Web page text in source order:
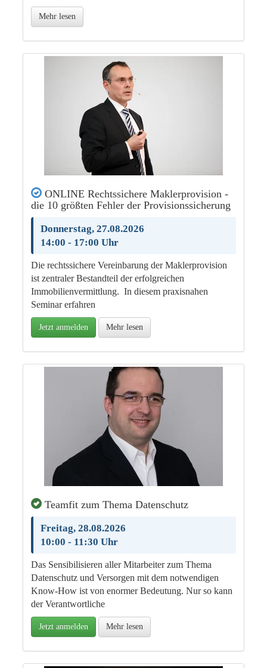
Mehr lesen
ONLINE Rechtssichere Maklerprovision -
die 10 größten Fehler der Provisionssicherung
Donnerstag, 27.08.2026
14:00 - 17:00 Uhr
Die rechtssichere Vereinbarung der Maklerprovision
ist zentraler Bestandteil der erfolgreichen
Immobilienvermittlung. In diesem praxisnahen
Seminar erfahren
Jetzt anmelden Mehr lesen
Teamfit zum Thema Datenschutz
Freitag, 28.08.2026
10:00 - 11:30 Uhr
Das Sensibilisieren aller Mitarbeiter zum Thema
Datenschutz und Versorgen mit dem notwendigen
Know-How ist von enormer Bedeutung. Nur so kann
der Verantwortliche
Jetzt anmelden Mehr lesen